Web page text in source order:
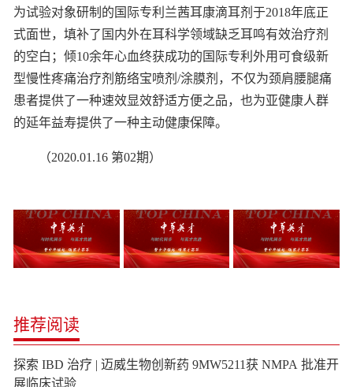
为试验对象研制的国际专利兰茜耳康滴耳剂于2018年底正
式面世，填补了国内外在耳科学领域缺乏耳鸣有效治疗剂
的空白；倾10余年心血终获成功的国际专利外用可食级新
型慢性疼痛治疗剂筋络宝喷剂/涂膜剂，不仅为颈肩腰腿痛
患者提供了一种速效显效舒适方便之品，也为亚健康人群
的延年益寿提供了一种主动健康保障。
（2020.01.16 第02期）
推荐阅读
探索 IBD 治疗 | 迈威生物创新药 9MW5211获 NMPA 批准开
展临床试验